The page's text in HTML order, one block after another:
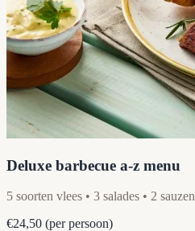
Deluxe barbecue a-z menu
5 soorten vlees • 3 salades • 2 sauzen
€24,50 (per persoon)